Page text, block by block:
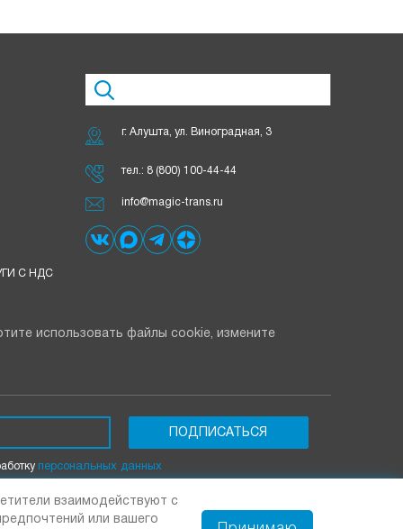
С НДС
г. Алушта, ул. Виноградная, 3
тел.: 8 (800) 100-44-44
info@magic-trans.ru
использовать файлы cookie, измените
персональных данных
взаимодействуют с
или вашего